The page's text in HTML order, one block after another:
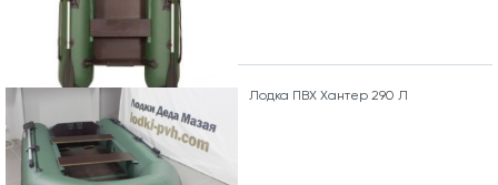
Лодка ПВХ Хантер 290 Л